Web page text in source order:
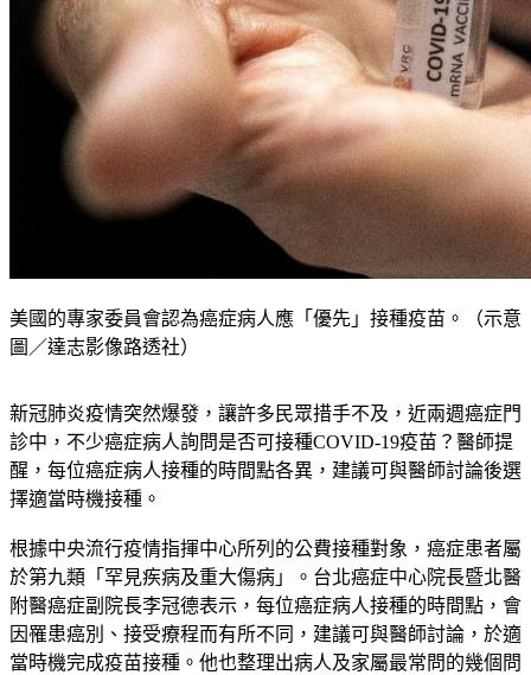
美國的專家委員會認為癌症病人應「優先」接種疫苗。（示意
新冠肺炎疫情突然爆發，讓許多民眾措手不及，近兩週癌症門
診中，不少癌症病人詢問是否可接種COVID-19疫苗？醫師提
醒，每位癌症病人接種的時間點各異，建議可與醫師討論後選
根據中央流行疫情指揮中心所列的公費接種對象，癌症患者屬
於第九類「罕見疾病及重大傷病」。台北癌症中心院長暨北醫
附醫癌症副院長李冠德表示，每位癌症病人接種的時間點，會
因罹患癌別、接受療程而有所不同，建議可與醫師討論，於適